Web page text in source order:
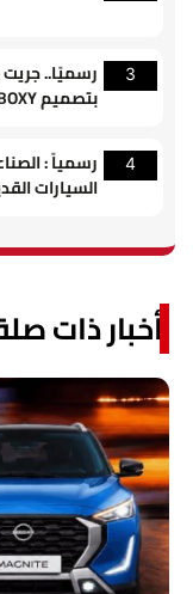
3
بتصميم BOXY
4
رسمياً :
السيارات
أخبار ذات